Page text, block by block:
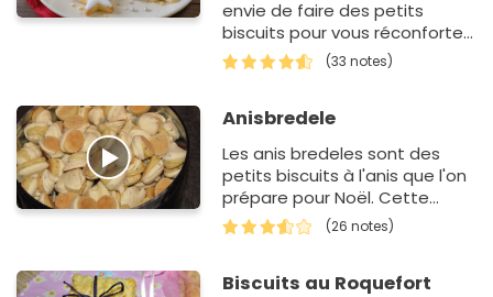
envie de faire des petits
biscuits pour vous réconforter
pendant l'hiver. Ça tombe
bien, cette recette de sablé…
(33 notes)
Anisbredele
Les anis bredeles sont des
petits biscuits à l'anis que l'on
prépare pour Noël. Cette
recette remporte la 5ème
place du concours Cuisinons
(26 notes)
Biscuits au Roquefort